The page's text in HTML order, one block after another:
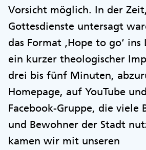
Vorsicht möglich. In der
Gottesdienste untersagt
das Format ‚Hope to go‘
ein kurzer theologischer
drei bis fünf Minuten,
Homepage, auf YouTube
Facebook-Gruppe, die viele
und Bewohner der Stadt
kamen wir mit unseren